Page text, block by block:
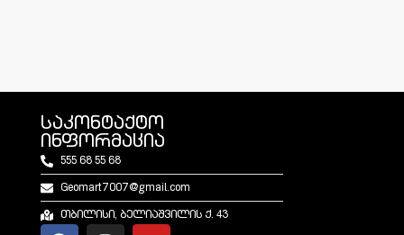
საკონტაქტო
ინფორმაცია
555 68 55 68
Geomart7007@gmail.com
თბილისი, ბელიაშვილის ქ. 43